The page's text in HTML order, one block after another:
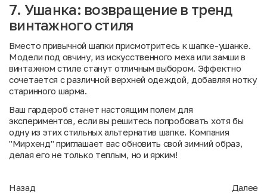
7. Ушанка: возвращение в тренд
винтажного стиля
Вместо привычной шапки присмотритесь к шапке-ушанке.
Модели под овчину, из искусственного меха или замши в
винтажном стиле станут отличным выбором. Эффектно
сочетается с различной верхней одеждой, добавляя нотку
старинного шарма.
Ваш гардероб станет настоящим полем для
экспериментов, если вы решитесь попробовать хотя бы
одну из этих стильных альтернатив шапке. Компания
"Мирхенд" приглашает вас обновить свой зимний образ,
делая его не только теплым, но и ярким!
Назад Далее